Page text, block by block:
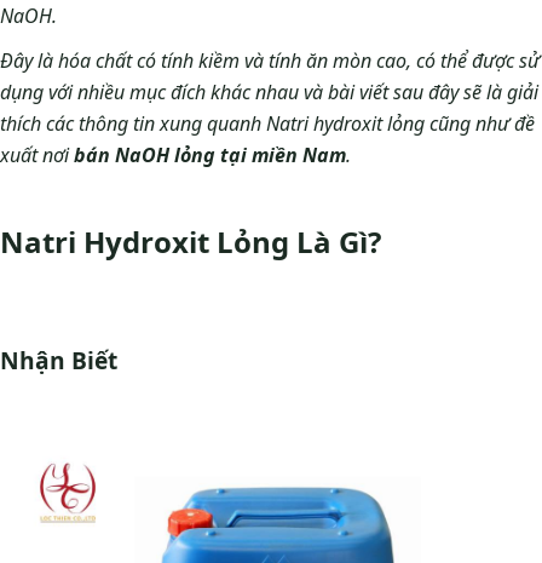
NaOH.
Đây là hóa chất có tính kiềm và tính ăn mòn cao, có thể được sử
dụng với nhiều mục đích khác nhau và bài viết sau đây sẽ là giải
thích các thông tin xung quanh Natri hydroxit lỏng cũng như đề
xuất nơibán NaOH lỏng tại miền Nam.
Natri Hydroxit Lỏng Là Gì?
Nhận Biết